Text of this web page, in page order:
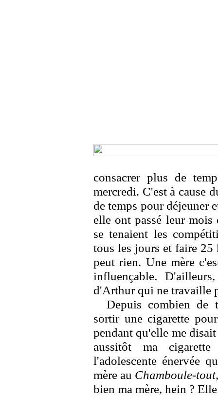
consacrer plus de
mercredi. C'est à cause
de temps pour déjeuner
elle ont passé leur mois
se tenaient les
tous les jours et faire
peut rien. Une mère
influençable.
d'Arthur qui ne travaille
Depuis combien de
sortir une cigarette
pendant qu'elle me
aussitôt ma
l'adolescente énervée
mère au Chamboule-tout
bien ma mère, hein ?